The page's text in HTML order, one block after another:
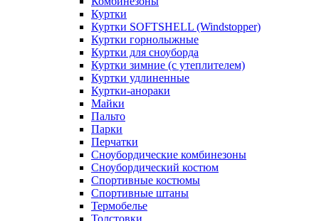
Куртки
Куртки SOFTSHELL (Windstopper)
Куртки горнолыжные
Куртки для сноуборда
Куртки зимние (с утеплителем)
Куртки удлиненные
Куртки-анораки
Майки
Пальто
Парки
Перчатки
Сноубордические комбинезоны
Сноубордический костюм
Спортивные костюмы
Спортивные штаны
Термобелье
Толстовки